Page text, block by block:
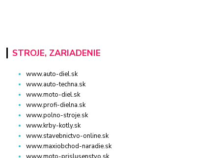
STROJE, ZARIADENIE
www.auto-diel.sk
www.auto-techna.sk
www.moto-diel.sk
www.profi-dielna.sk
www.polno-stroje.sk
www.krby-kotly.sk
www.stavebnictvo-online.sk
www.maxiobchod-naradie.sk